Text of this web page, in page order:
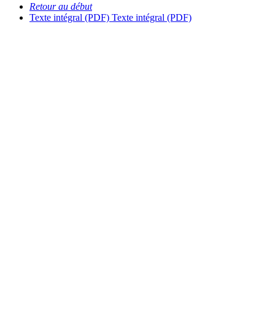
Retour au début
Texte intégral (PDF) Texte intégral (PDF)